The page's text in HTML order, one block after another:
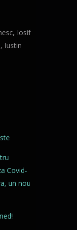
Iosif
Iustin
Covid-
un nou